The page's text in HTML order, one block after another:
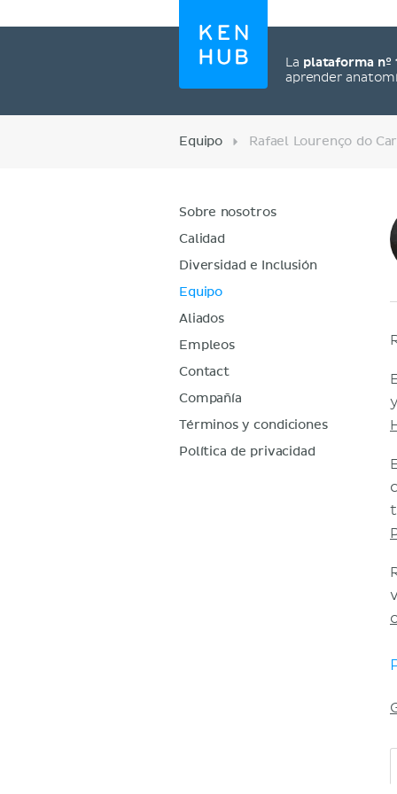
La plataforma nº
aprender
Equipo Rafael Lourenço do
Sobre nosotros
Calidad
Diversidad e Inclusión
Equipo
Aliados
Empleos
Contact
Compañía
Términos y condiciones
Política de privacidad